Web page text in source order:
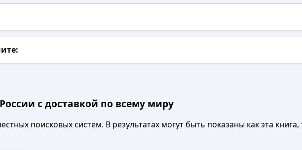
с доставкой по всему миру
поисковых систем. В результатах могут быть показаны как эта